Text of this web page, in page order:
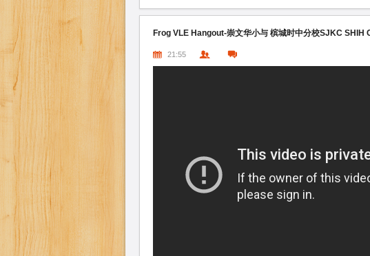
Frog VLE Hangout-崇文华小与 槟城时中分校SJKC SHIH
21:55